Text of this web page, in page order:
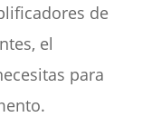
de
el
para